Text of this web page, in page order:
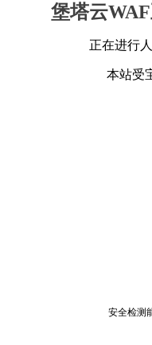
堡塔云
正在进行
本站受
安全检测